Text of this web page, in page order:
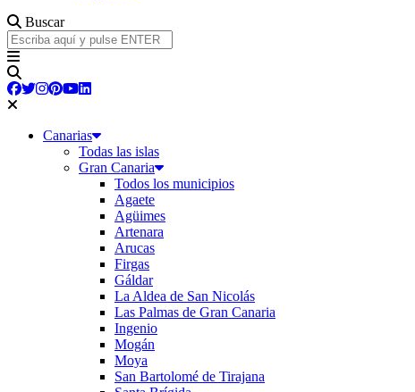
Buscar
Canarias
Todas las islas
Gran Canaria
Todos los municipios
Agaete
Agüimes
Artenara
Arucas
Firgas
Gáldar
La Aldea de San Nicolás
Las Palmas de Gran Canaria
Ingenio
Mogán
Moya
San Bartolomé de Tirajana